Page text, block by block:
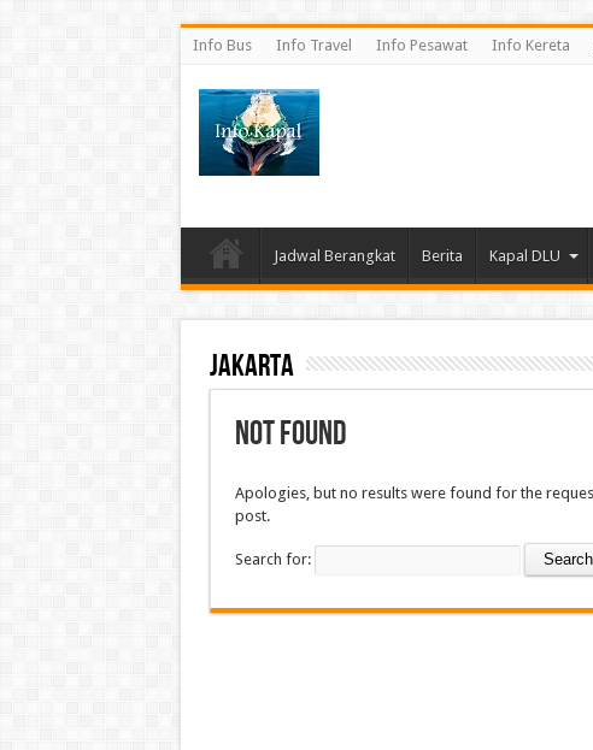
Info Bus Info Travel Info Pesawat Info Kereta
Jadwal Berangkat Berita Kapal DLU
Jakarta
Not Found
Apologies, but no results were found for the
post.
Search for: